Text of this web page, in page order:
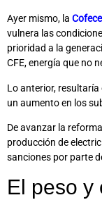
Ayer mismo, la Cofece
vulnera las
prioridad a la
CFE, energía que no
Lo anterior,
un aumento en los
De avanzar la
producción de
sanciones por parte
El peso y